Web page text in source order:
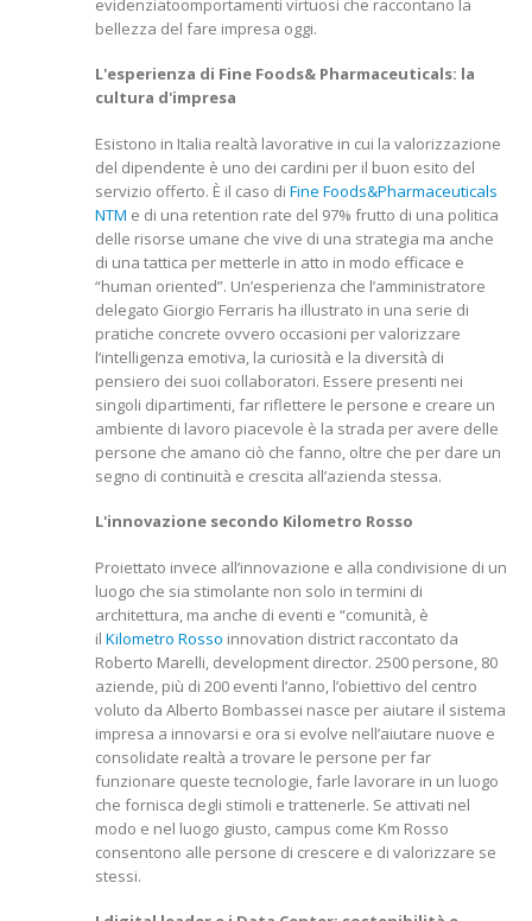
evidenziatoomportamenti virtuosi che raccontano la
bellezza del fare impresa oggi.
L'esperienza di Fine Foods& Pharmaceuticals: la
cultura d'impresa
Esistono in Italia realtà lavorative in cui la valorizzazione
del dipendente è uno dei cardini per il buon esito del
servizio offerto. È il caso di Fine Foods&Pharmaceuticals
NTM e di una retention rate del 97% frutto di una politica
delle risorse umane che vive di una strategia ma anche
di una tattica per metterle in atto in modo efficace e
“human oriented”. Un’esperienza che l’amministratore
delegato Giorgio Ferraris ha illustrato in una serie di
pratiche concrete ovvero occasioni per valorizzare
l’intelligenza emotiva, la curiosità e la diversità di
pensiero dei suoi collaboratori. Essere presenti nei
singoli dipartimenti, far riflettere le persone e creare un
ambiente di lavoro piacevole è la strada per avere delle
persone che amano ciò che fanno, oltre che per dare un
segno di continuità e crescita all’azienda stessa.
L'innovazione secondo Kilometro Rosso
Proiettato invece all’innovazione e alla condivisione di un
luogo che sia stimolante non solo in termini di
architettura, ma anche di eventi e “comunità, è
il Kilometro Rosso innovation district raccontato da
Roberto Marelli, development director. 2500 persone, 80
aziende, più di 200 eventi l’anno, l’obiettivo del centro
voluto da Alberto Bombassei nasce per aiutare il sistema
impresa a innovarsi e ora si evolve nell’aiutare nuove e
consolidate realtà a trovare le persone per far
funzionare queste tecnologie, farle lavorare in un luogo
che fornisca degli stimoli e trattenerle. Se attivati nel
modo e nel luogo giusto, campus come Km Rosso
consentono alle persone di crescere e di valorizzare se
stessi.